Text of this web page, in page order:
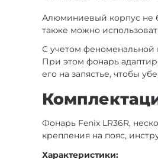
Алюминиевый корпус не
также можно
С учетом феноменальной
При этом фонарь
его на запястье, чтобы
Фонарь Fenix LR36R,
крепления на пояс,
Характеристики: